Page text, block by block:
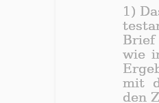
1)
wie
mit
den